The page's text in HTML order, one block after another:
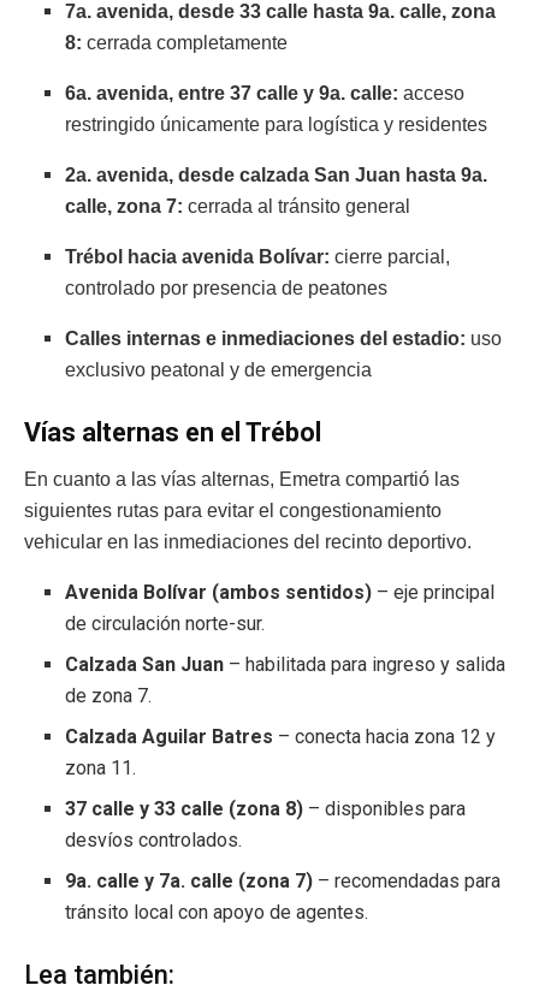
7a. avenida, desde 33 calle hasta 9a. calle, zona
8: cerrada completamente
6a. avenida, entre 37 calle y 9a. calle: acceso
restringido únicamente para logística y residentes
2a. avenida, desde calzada San Juan hasta 9a.
calle, zona 7: cerrada al tránsito general
Trébol hacia avenida Bolívar: cierre parcial,
controlado por presencia de peatones
Calles internas e inmediaciones del estadio: uso
exclusivo peatonal y de emergencia
Vías alternas en el Trébol
En cuanto a las vías alternas, Emetra compartió las
siguientes rutas para evitar el congestionamiento
vehicular en las inmediaciones del recinto deportivo.
Avenida Bolívar (ambos sentidos) – eje principal
de circulación norte-sur.
Calzada San Juan – habilitada para ingreso y salida
de zona 7.
Calzada Aguilar Batres – conecta hacia zona 12 y
zona 11.
37 calle y 33 calle (zona 8) – disponibles para
desvíos controlados.
9a. calle y 7a. calle (zona 7) – recomendadas para
tránsito local con apoyo de agentes.
Lea también: